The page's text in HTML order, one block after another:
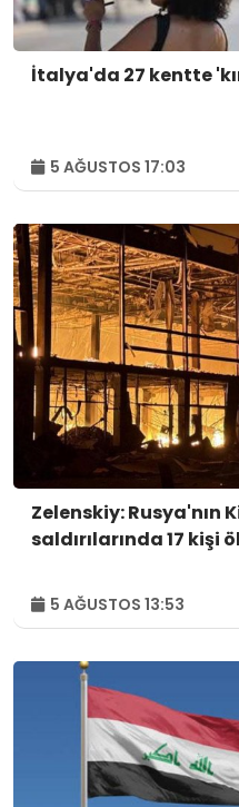
İtalya'da 27 kentte
5 AĞUSTOS 17:03
Zelenskiy: Rusya'nın
saldırılarında 17 kişi
5 AĞUSTOS 13:53